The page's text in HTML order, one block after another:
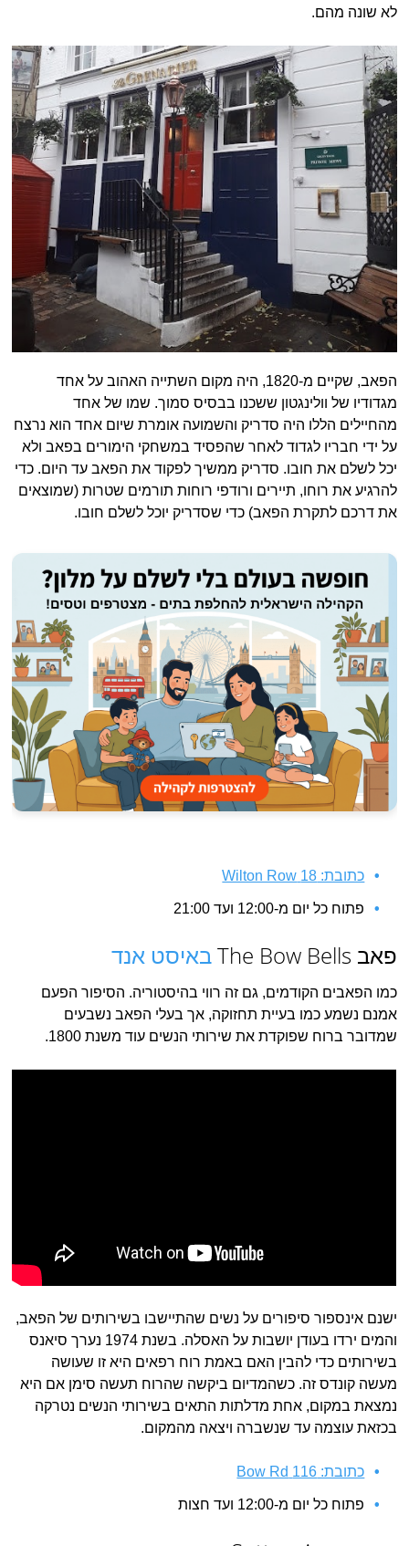
לא שונה מהם.
הפאב, שקיים מ-1820, היה מקום השתייה האהוב על אחד
מגדודיו של וולינגטון ששכנו בבסיס סמוך. שמו של אחד
מהחיילים הללו היה סדריק והשמועה אומרת שיום אחד הוא נרצח
על ידי חבריו לגדוד לאחר שהפסיד במשחקי הימורים בפאב ולא
יכל לשלם את חובו. סדריק ממשיך לפקוד את הפאב עד היום. כדי
להרגיע את רוחו, תיירים ורודפי רוחות תורמים שטרות (שמוצאים
את דרכם לתקרת הפאב) כדי שסדריק יוכל לשלם חובו.
כתובת: 18 Wilton Row
פתוח כל יום מ-12:00 ועד 21:00
פאב The Bow Bells באיסט אנד
כמו הפאבים הקודמים, גם זה רווי בהיסטוריה. הסיפור הפעם
אמנם נשמע כמו בעיית תחזוקה, אך בעלי הפאב נשבעים
שמדובר ברוח שפוקדת את שירותי הנשים עוד משנת 1800.
ישנם אינספור סיפורים על נשים שהתיישבו בשירותים של הפאב,
והמים ירדו בעודן יושבות על האסלה. בשנת 1974 נערך סיאנס
בשירותים כדי להבין האם באמת רוח רפאים היא זו שעושה
מעשה קונדס זה. כשהמדיום ביקשה שהרוח תעשה סימן אם היא
נמצאת במקום, אחת מדלתות התאים בשירותי הנשים נטרקה
בכזאת עוצמה עד שנשברה ויצאה מהמקום.
כתובת: 116 Bow Rd
פתוח כל יום מ-12:00 ועד חצות